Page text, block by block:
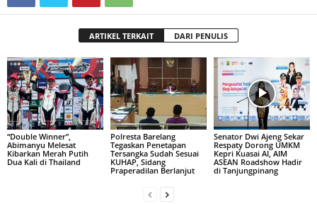
ARTIKEL TERKAIT DARI PENULIS
“Double Winner”,
Abimanyu Melesat
Kibarkan Merah Putih
Dua Kali di Thailand
Polresta Barelang
Tegaskan Penetapan
Tersangka Sudah Sesuai
KUHAP, Sidang
Praperadilan Berlanjut
Senator Dwi Ajeng Sekar
Respaty Dorong UMKM
Kepri Kuasai AI, AIM
ASEAN Roadshow Hadir
di Tanjungpinang